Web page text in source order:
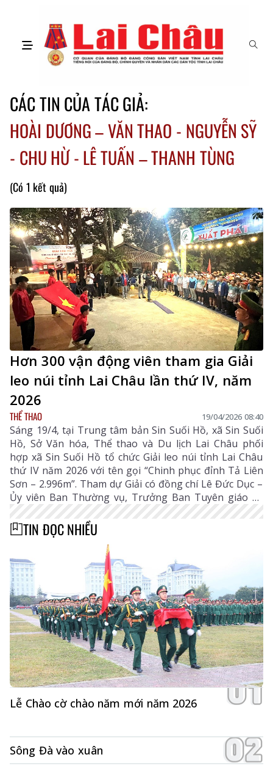
CÁC TIN CỦA TÁC GIẢ:
HOÀI DƯƠNG – VĂN THAO - NGUYỄN SỸ
- CHU HỪ - LÊ TUẤN – THANH TÙNG
(Có 1 kết quả)
Hơn 300 vận động viên tham gia Giải
leo núi tỉnh Lai Châu lần thứ IV, năm
2026
THỂ THAO 19/04/2026 08:40
Sáng 19/4, tại Trung tâm bản Sin Suối Hồ, xã Sin Suối
Hồ, Sở Văn hóa, Thể thao và Du lịch Lai Châu phối
hợp xã Sin Suối Hồ tổ chức Giải leo núi tỉnh Lai Châu
thứ IV năm 2026 với tên gọi “Chinh phục đỉnh Tả Liên
Sơn – 2.996m”. Tham dự Giải có đồng chí Lê Đức Dục –
Ủy viên Ban Thường vụ, Trưởng Ban Tuyên giáo và
ngành và địa phương trong tỉnh.
TIN ĐỌC NHIỀU
Lễ Chào cờ chào năm mới năm 2026
Sông Đà vào xuân